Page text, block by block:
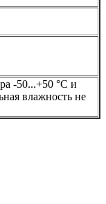
-50...+50 °С и
влажность не